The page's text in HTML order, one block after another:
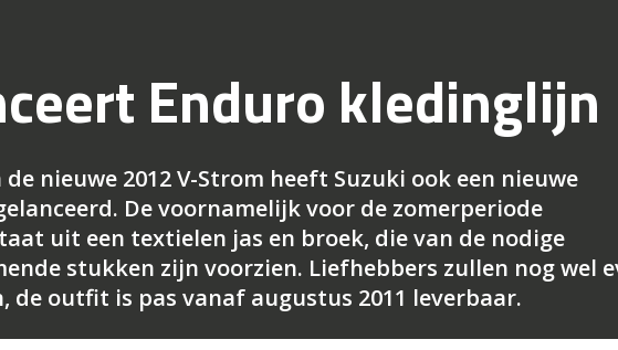
Enduro kledinglijn
nieuwe 2012 V-Strom heeft Suzuki ook een nieuwe
De voornamelijk voor de zomerperiode
uit een textielen jas en broek, die van de nodige
stukken zijn voorzien. Liefhebbers zullen nog wel
de outfit is pas vanaf augustus 2011 leverbaar.